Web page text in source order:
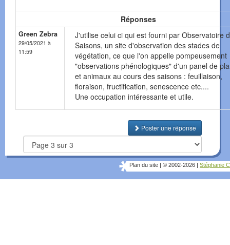
Réponses
Green Zebra
29/05/2021 à
11:59
J'utilise celui ci qui est fourni par Observatoire
Saisons, un site d'observation des stades de
végétation, ce que l'on appelle pompeusement
"observations phénologiques" d'un panel de
et animaux au cours des saisons : feuillaison,
floraison, fructification, senescence etc....
Une occupation intéressante et utile.
Poster une réponse
Plan du site © 2002-2026 Stéphanie C